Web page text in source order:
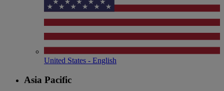
United States - English
Asia Pacific